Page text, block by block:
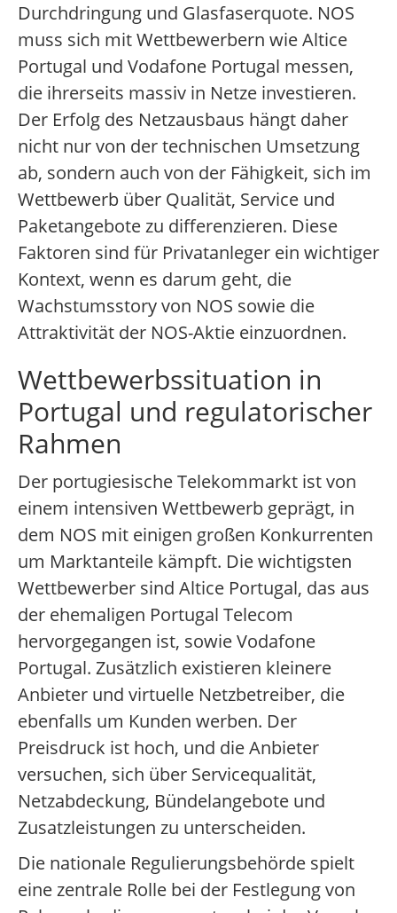
Durchdringung und Glasfaserquote. NOS
muss sich mit Wettbewerbern wie Altice
Portugal und Vodafone Portugal messen,
die ihrerseits massiv in Netze investieren.
Der Erfolg des Netzausbaus hängt daher
nicht nur von der technischen Umsetzung
ab, sondern auch von der Fähigkeit, sich im
Wettbewerb über Qualität, Service und
Paketangebote zu differenzieren. Diese
Faktoren sind für Privatanleger ein wichtiger
Kontext, wenn es darum geht, die
Wachstumsstory von NOS sowie die
Attraktivität der NOS-Aktie einzuordnen.
Wettbewerbssituation in
Portugal und regulatorischer
Rahmen
Der portugiesische Telekommarkt ist von
einem intensiven Wettbewerb geprägt, in
dem NOS mit einigen großen Konkurrenten
um Marktanteile kämpft. Die wichtigsten
Wettbewerber sind Altice Portugal, das aus
der ehemaligen Portugal Telecom
hervorgegangen ist, sowie Vodafone
Portugal. Zusätzlich existieren kleinere
Anbieter und virtuelle Netzbetreiber, die
ebenfalls um Kunden werben. Der
Preisdruck ist hoch, und die Anbieter
versuchen, sich über Servicequalität,
Netzabdeckung, Bündelangebote und
Zusatzleistungen zu unterscheiden.
Die nationale Regulierungsbehörde spielt
eine zentrale Rolle bei der Festlegung von